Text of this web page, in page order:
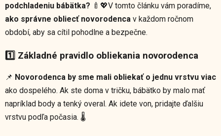
podchladeniu bábätka? 🍼💖V tomto článku vám poradíme,
ako správne obliecť novorodenca v každom ročnom
období, aby sa cítil pohodlne a bezpečne.
1️⃣ Základné pravidlo obliekania novorodenca
📌 Novorodenca by sme mali obliekať o jednu vrstvu viac
ako dospelého. Ak ste doma v tričku, bábätko by malo mať
napríklad body a tenký overal. Ak idete von, pridajte ďalšiu
vrstvu podľa počasia. 🌡️